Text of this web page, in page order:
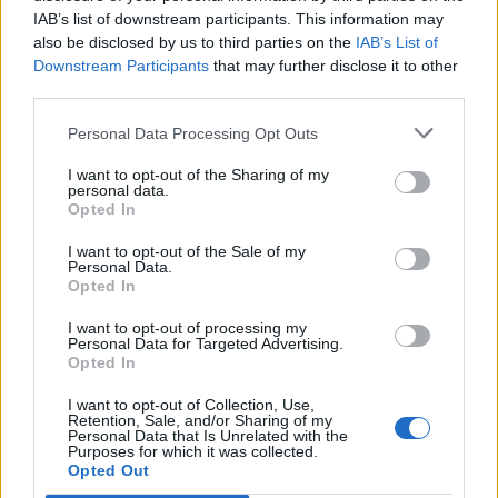
IAB’s list of downstream participants. This information may
also be disclosed by us to third parties on the IAB’s List of
Downstream Participants that may further disclose it to other
Personal Data Processing Opt Outs
I want to opt-out of the Sharing of my
personal data.
Opted In
I want to opt-out of the Sale of my
Personal Data.
Opted In
I want to opt-out of processing my
Personal Data for Targeted Advertising.
Opted In
I want to opt-out of Collection, Use,
Retention, Sale, and/or Sharing of my
Personal Data that Is Unrelated with the
Purposes for which it was collected.
Opted Out
Δείτε Ακόμη
Γεωργιάδης: Πολλαπλά οφέλη από τη
27 Φεβρουαρίου 2026
στο Ίλιον – Τι ανακοινώθηκε από...
27 Φεβρουαρίου 2026